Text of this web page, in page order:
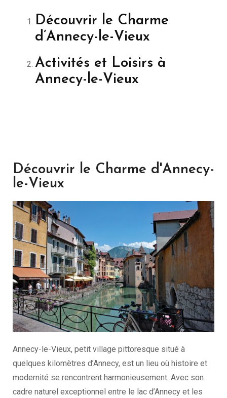
Découvrir le Charme
d’Annecy-le-Vieux
Activités et Loisirs à
Annecy-le-Vieux
Découvrir le Charme d'Annecy-
le-Vieux
Annecy-le-Vieux, petit village pittoresque situé à
quelques kilomètres d’Annecy, est un lieu où histoire et
modernité se rencontrent harmonieusement. Avec son
cadre naturel exceptionnel entre le lac d’Annecy et les